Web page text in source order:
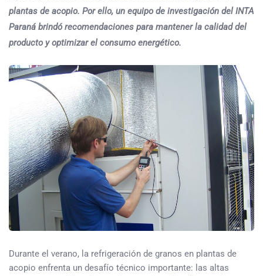
plantas de acopio. Por ello, un equipo de investigación del INTA
Paraná brindó recomendaciones para mantener la calidad del
producto y optimizar el consumo energético.
Durante el verano, la refrigeración de granos en plantas de
acopio enfrenta un desafío técnico importante: las altas